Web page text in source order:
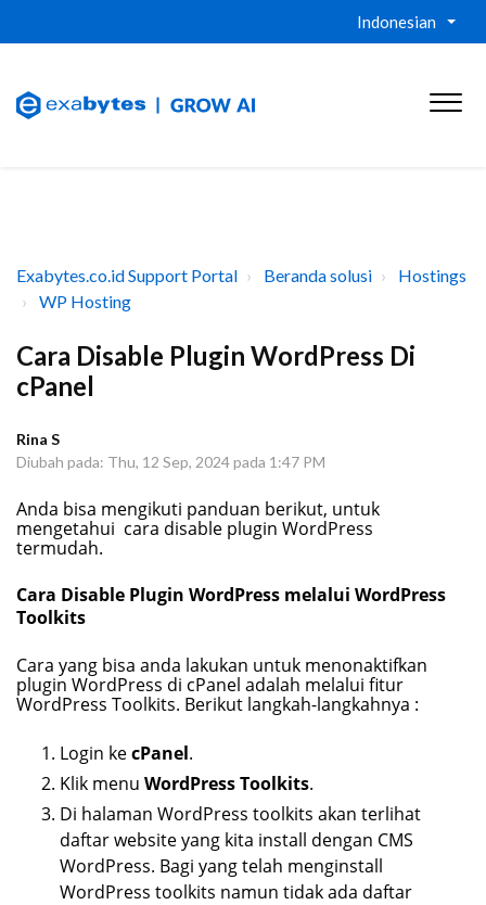
Indonesian
Exabytes.co.id Support Portal Beranda solusi
Hostings
WP Hosting
Cara Disable Plugin WordPress Di
cPanel
Rina S
Diubah pada: Thu, 12 Sep, 2024 pada 1:47 PM
Anda bisa mengikuti panduan berikut, untuk
mengetahui cara disable plugin WordPress
termudah.
Cara Disable Plugin WordPress melalui WordPress
Toolkits
Cara yang bisa anda lakukan untuk menonaktifkan
plugin WordPress di cPanel adalah melalui fitur
WordPress Toolkits. Berikut langkah-langkahnya :
Login kecPanel.
Klik menu WordPress Toolkits.
Di halaman WordPress toolkits akan terlihat
daftar website yang kita install dengan CMS
WordPress. Bagi yang telah menginstall
WordPress toolkits namun tidak ada daftar